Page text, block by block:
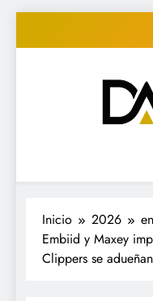
•
Inicio 2026
Embiid y Maxey
Clippers se